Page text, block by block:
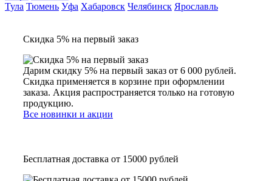
Тула Тюмень Уфа Хабаровск Челябинск Ярославль
Скидка 5% на первый заказ
Дарим скидку 5% на первый заказ от 6 000 рублей.
Скидка применяется в корзине при оформлении
заказа. Акция распространяется только на готовую
продукцию.
Все новинки и акции
Бесплатная доставка от 15000 рублей